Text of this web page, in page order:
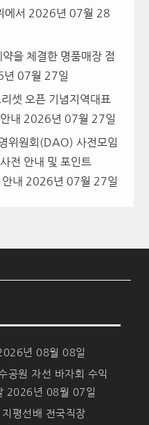
에서 2026년 07월 28
을 체결한 명품매장 점
년 07월 27일
셋 오픈 기념지역대표
내 2026년 07월 27일
영위원회(DAO) 사전모임
전 안내 및 포인트
내 2026년 07월 27일
년 08월 08일
공원 자선 바자회 수익
2026년 08월 07일
평선배 전국직장